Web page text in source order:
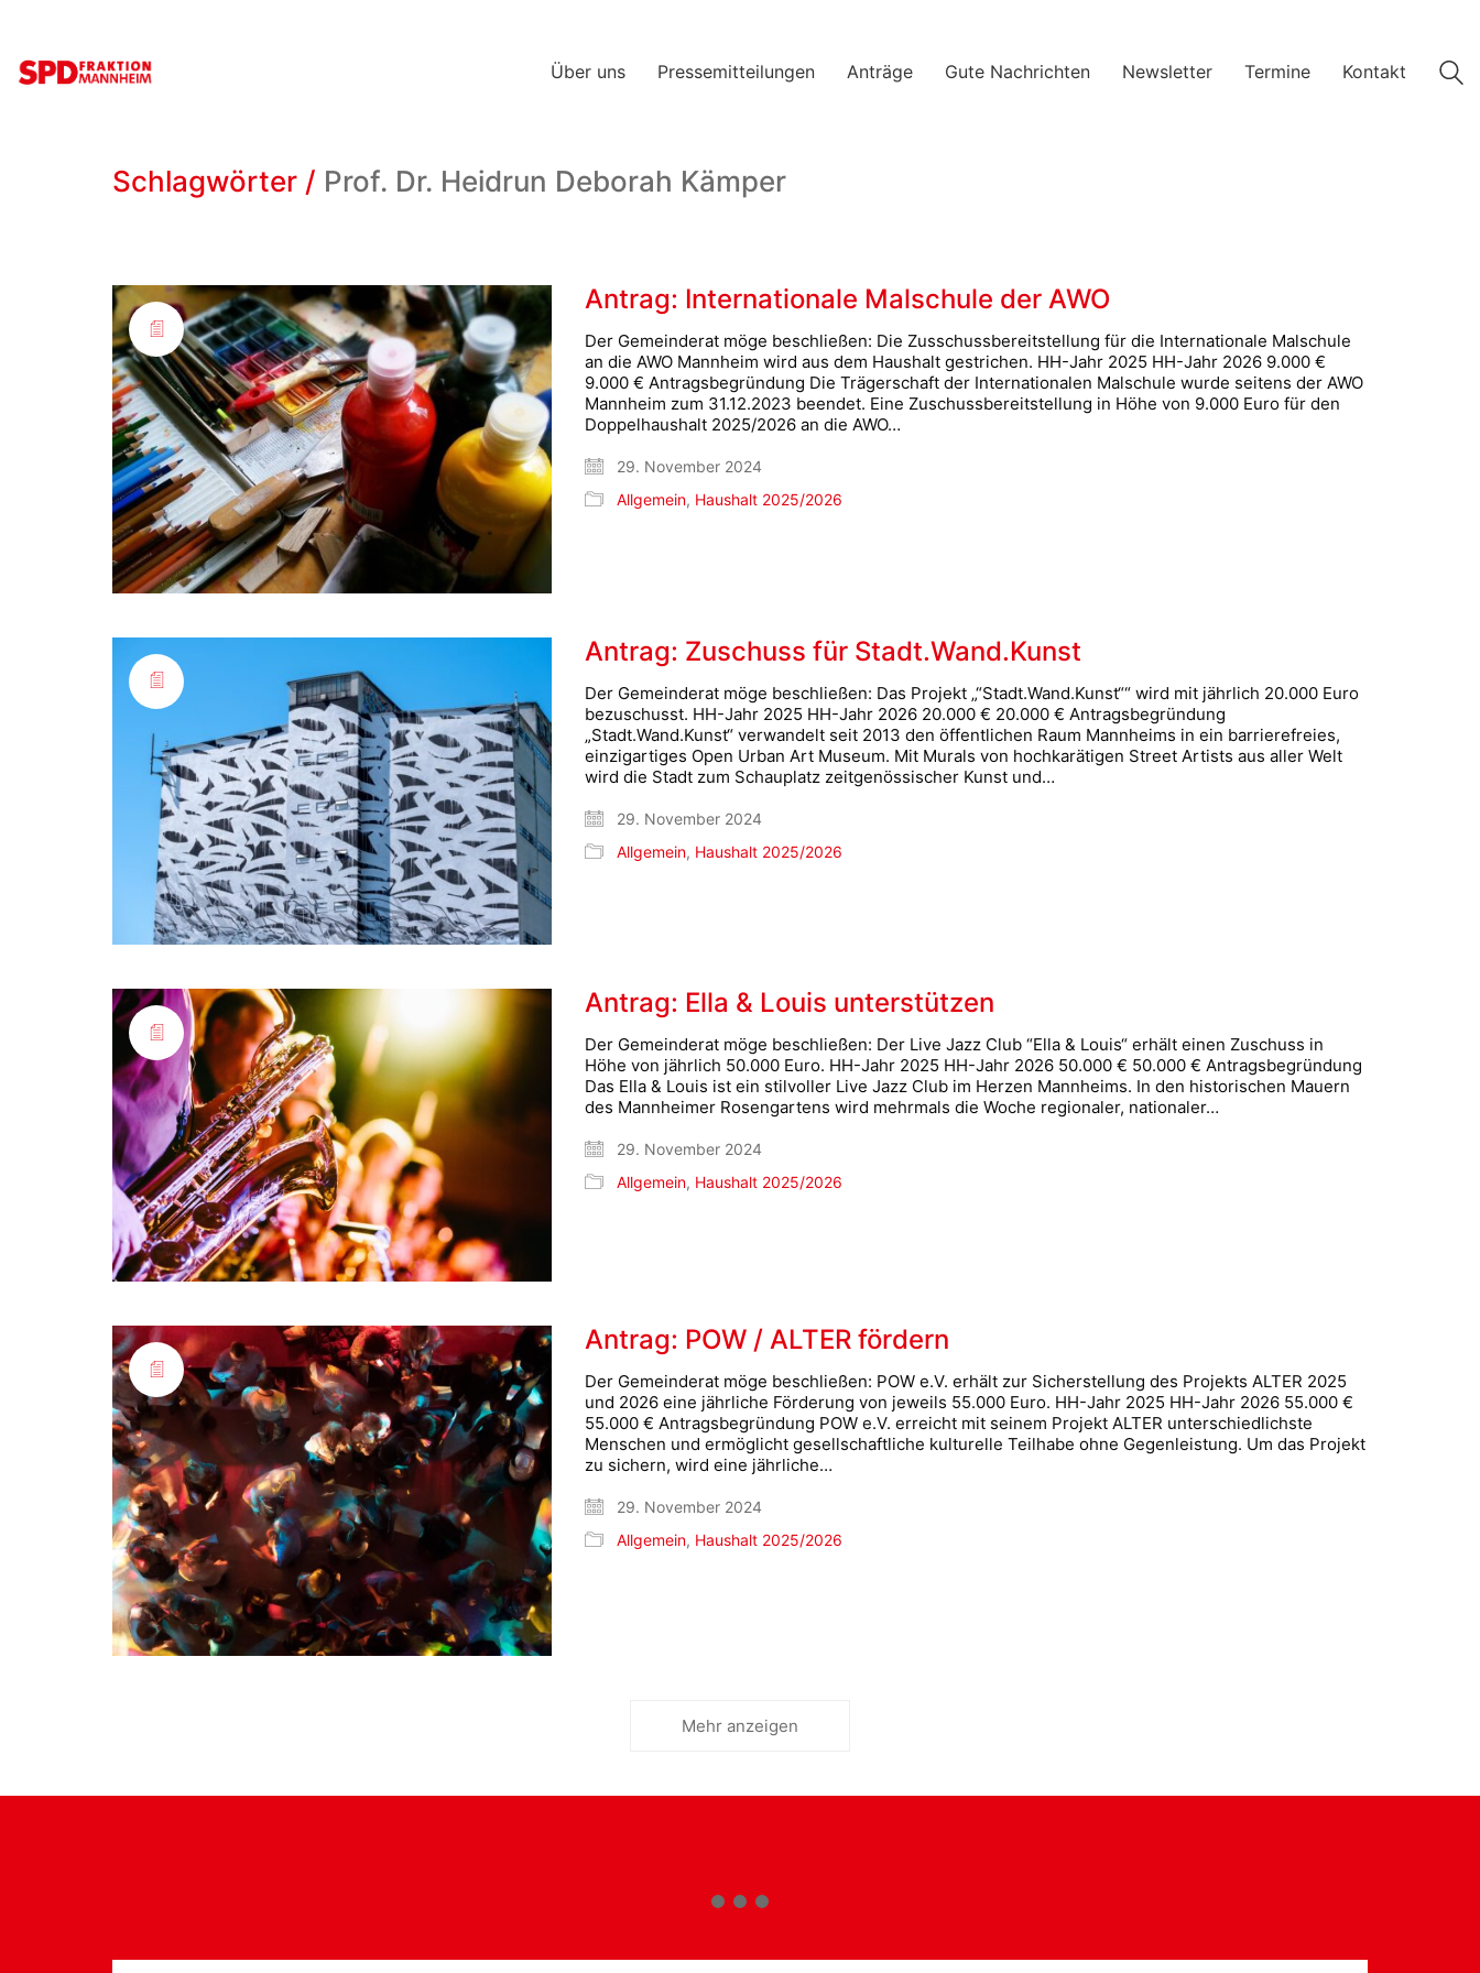
Über uns Pressemitteilungen Anträge Gute Nachrichten Newsletter Termine Kontakt
Schlagwörter / Prof. Dr. Heidrun Deborah Kämper
Antrag: Internationale Malschule der AWO
Der Gemeinderat möge beschließen: Die Zusschussbereitstellung für die Internationale Malschule
an die AWO Mannheim wird aus dem Haushalt gestrichen. HH-Jahr 2025 HH-Jahr 2026 9.000 €
9.000 € Antragsbegründung Die Trägerschaft der Internationalen Malschule wurde seitens der AWO
Mannheim zum 31.12.2023 beendet. Eine Zuschussbereitstellung in Höhe von 9.000 Euro für den
Doppelhaushalt 2025/2026 an die AWO…
29. November 2024
Allgemein, Haushalt 2025/2026
Antrag: Zuschuss für Stadt.Wand.Kunst
Der Gemeinderat möge beschließen: Das Projekt „“Stadt.Wand.Kunst““ wird mit jährlich 20.000 Euro
bezuschusst. HH-Jahr 2025 HH-Jahr 2026 20.000 € 20.000 € Antragsbegründung
„Stadt.Wand.Kunst“ verwandelt seit 2013 den öffentlichen Raum Mannheims in ein barrierefreies,
einzigartiges Open Urban Art Museum. Mit Murals von hochkarätigen Street Artists aus aller Welt
wird die Stadt zum Schauplatz zeitgenössischer Kunst und…
29. November 2024
Allgemein, Haushalt 2025/2026
Antrag: Ella & Louis unterstützen
Der Gemeinderat möge beschließen: Der Live Jazz Club “Ella & Louis“ erhält einen Zuschuss in
Höhe von jährlich 50.000 Euro. HH-Jahr 2025 HH-Jahr 2026 50.000 € 50.000 € Antragsbegründung
Das Ella & Louis ist ein stilvoller Live Jazz Club im Herzen Mannheims. In den historischen Mauern
des Mannheimer Rosengartens wird mehrmals die Woche regionaler, nationaler…
29. November 2024
Allgemein, Haushalt 2025/2026
Antrag: POW / ALTER fördern
Der Gemeinderat möge beschließen: POW e.V. erhält zur Sicherstellung des Projekts ALTER 2025
und 2026 eine jährliche Förderung von jeweils 55.000 Euro. HH-Jahr 2025 HH-Jahr 2026 55.000 €
55.000 € Antragsbegründung POW e.V. erreicht mit seinem Projekt ALTER unterschiedlichste
Menschen und ermöglicht gesellschaftliche kulturelle Teilhabe ohne Gegenleistung. Um das Projekt
zu sichern, wird eine jährliche…
29. November 2024
Allgemein, Haushalt 2025/2026
Mehr anzeigen